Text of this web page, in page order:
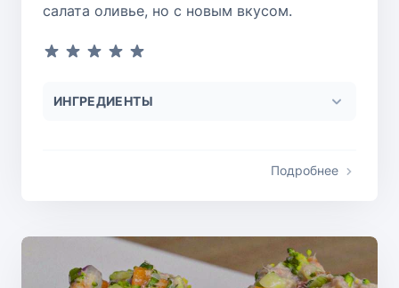
салата оливье, но с новым вкусом.
ИНГРЕДИЕНТЫ
Подробнее